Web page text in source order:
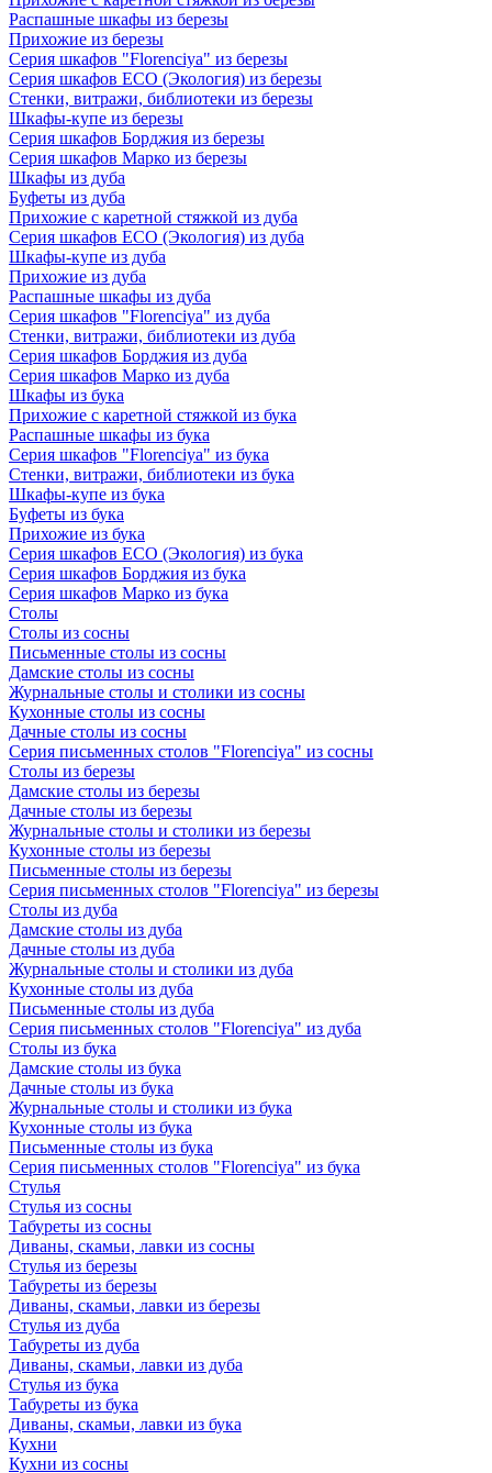
Распашные шкафы из березы
Прихожие из березы
Серия шкафов "Florenciya" из березы
Серия шкафов ECO (Экология) из березы
Стенки, витражи, библиотеки из березы
Шкафы-купе из березы
Серия шкафов Борджия из березы
Серия шкафов Марко из березы
Шкафы из дуба
Буфеты из дуба
Прихожие с каретной стяжкой из дуба
Серия шкафов ECO (Экология) из дуба
Шкафы-купе из дуба
Прихожие из дуба
Распашные шкафы из дуба
Серия шкафов "Florenciya" из дуба
Стенки, витражи, библиотеки из дуба
Серия шкафов Борджия из дуба
Серия шкафов Марко из дуба
Шкафы из бука
Прихожие с каретной стяжкой из бука
Распашные шкафы из бука
Серия шкафов "Florenciya" из бука
Стенки, витражи, библиотеки из бука
Шкафы-купе из бука
Буфеты из бука
Прихожие из бука
Серия шкафов ECO (Экология) из бука
Серия шкафов Борджия из бука
Серия шкафов Марко из бука
Столы
Столы из сосны
Письменные столы из сосны
Дамские столы из сосны
Журнальные столы и столики из сосны
Кухонные столы из сосны
Дачные столы из сосны
Серия письменных столов "Florenciya" из сосны
Столы из березы
Дамские столы из березы
Дачные столы из березы
Журнальные столы и столики из березы
Кухонные столы из березы
Письменные столы из березы
Серия письменных столов "Florenciya" из березы
Столы из дуба
Дамские столы из дуба
Дачные столы из дуба
Журнальные столы и столики из дуба
Кухонные столы из дуба
Письменные столы из дуба
Серия письменных столов "Florenciya" из дуба
Столы из бука
Дамские столы из бука
Дачные столы из бука
Журнальные столы и столики из бука
Кухонные столы из бука
Письменные столы из бука
Серия письменных столов "Florenciya" из бука
Стулья
Стулья из сосны
Табуреты из сосны
Диваны, скамьи, лавки из сосны
Стулья из березы
Табуреты из березы
Диваны, скамьи, лавки из березы
Стулья из дуба
Табуреты из дуба
Диваны, скамьи, лавки из дуба
Стулья из бука
Табуреты из бука
Диваны, скамьи, лавки из бука
Кухни
Кухни из сосны